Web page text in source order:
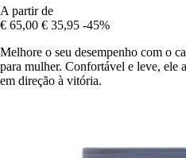
A partir de
€ 65,00 € 35,95 -45%
Melhore o seu desempenho com o
para mulher. Confortável e leve, ele
em direção à vitória.